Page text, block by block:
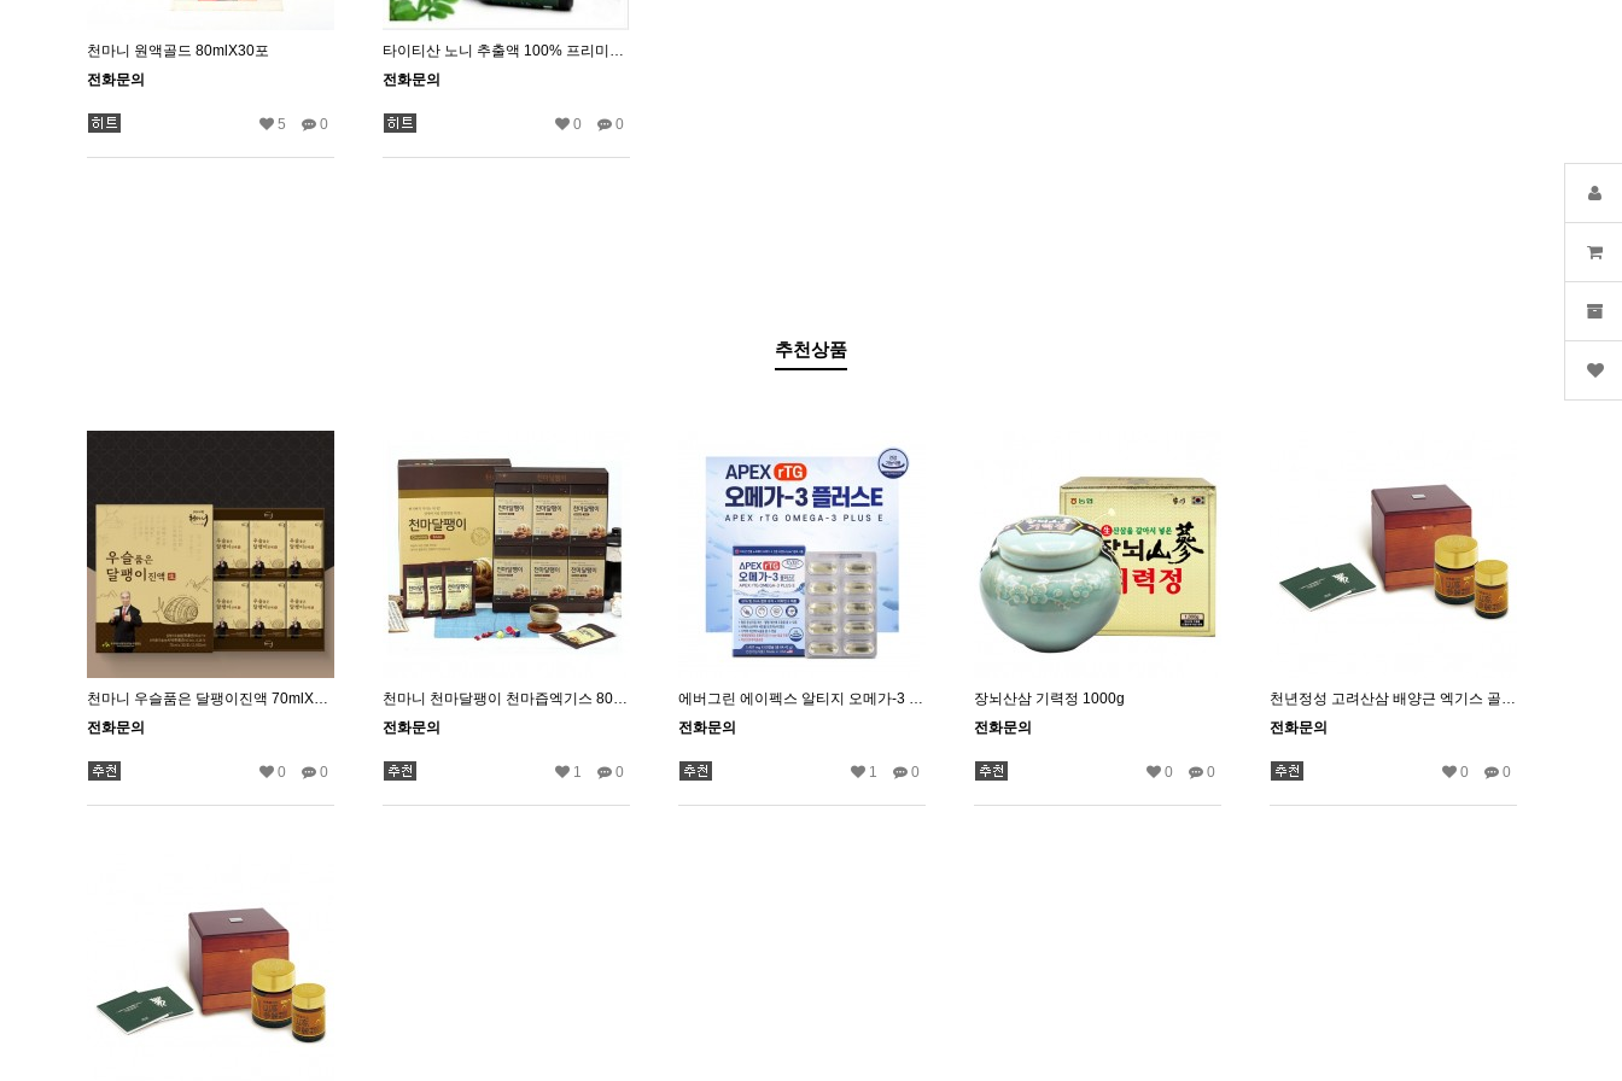
천마니 원액골드 80mlX30포
전화문의
5 0
타이티산 노니 추출액 100% 프리미엄노니 750mlX2병
전화문의
0 0
추천상품
천마니 우슬품은 달팽이진액 70mlX30포
전화문의
0 0
천마니 천마달팽이 천마즙엑기스 80mlX30포
전화문의
1 0
에버그린 에이펙스 알티지 오메가-3 플러스E 60캡슐
전화문의
1 0
장뇌산삼 기력정 1000g
전화문의
0 0
천년정성 고려산삼 배양근 엑기스 골드(120g)
전화문의
0 0